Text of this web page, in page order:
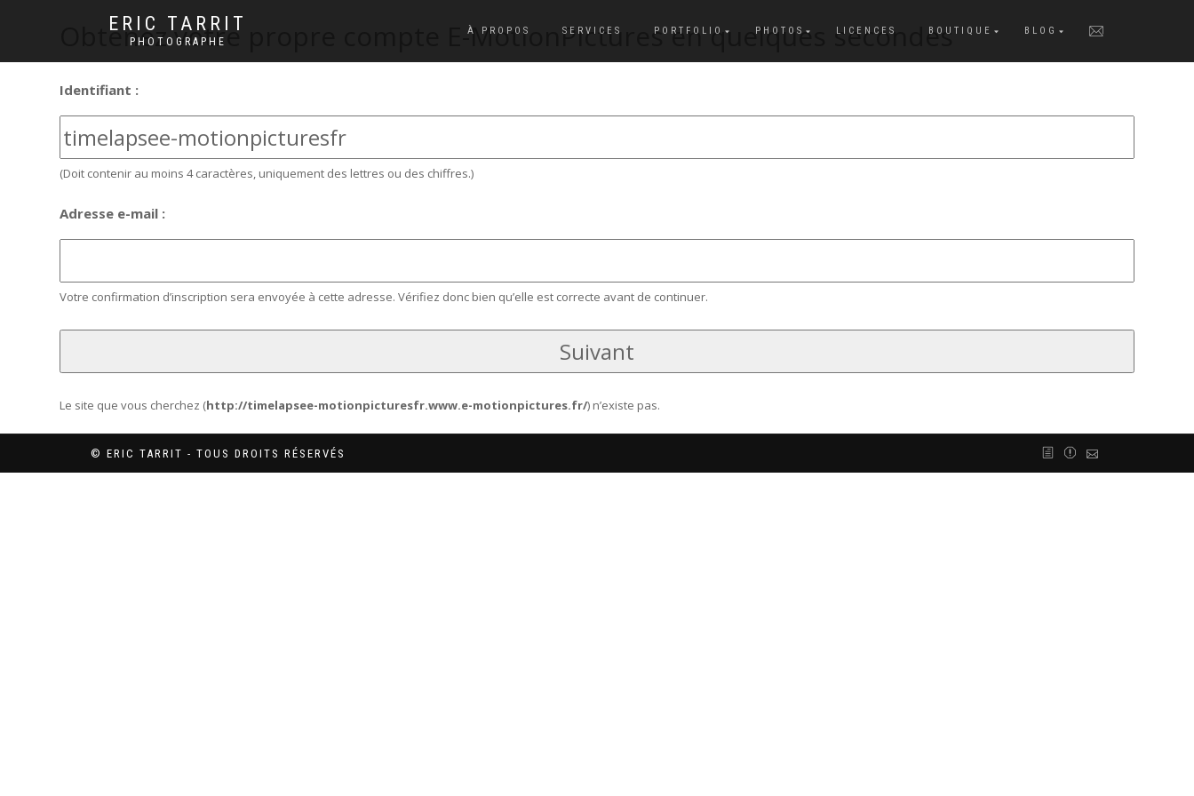
ERIC TARRIT
PHOTOGRAPHE
À PROPOS SERVICES PORTFOLIO PHOTOS LICENCES BOUTIQUE BLOG
Obtenez votre propre compte E-MotionPictures en quelques secondes
Identifiant :
(Doit contenir au moins 4 caractères, uniquement des lettres ou des chiffres.)
Adresse e-mail :
Votre confirmation d’inscription sera envoyée à cette adresse. Vérifiez donc bien qu’elle est correcte avant de continuer.
Le site que vous cherchez (http://timelapsee-motionpicturesfr.www.e-motionpictures.fr/) n’existe pas.
© ERIC TARRIT - TOUS DROITS RÉSERVÉS